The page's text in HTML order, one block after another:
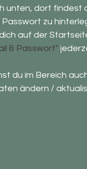
unten, dort findest
Passwort zu
auf der
& Passwort"
du im Bereich
ändern /